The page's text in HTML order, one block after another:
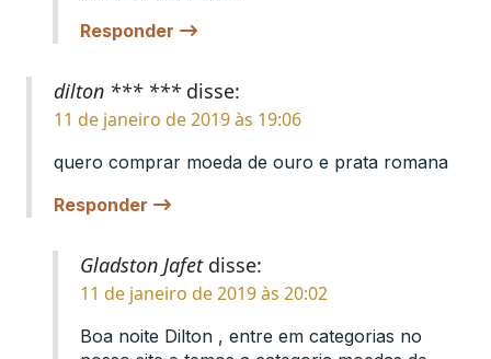
Responder
dilton *** *** disse:
11 de janeiro de 2019 às 19:06
quero comprar moeda de ouro e prata romana
Responder
Gladston Jafet disse:
11 de janeiro de 2019 às 20:02
Boa noite Dilton , entre em categorias no